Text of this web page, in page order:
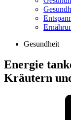
Gesundheit
Energie
Kräutern